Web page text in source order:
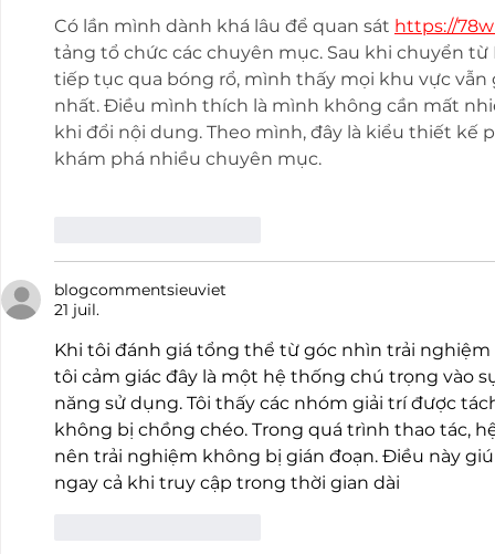
Có lần mình dành khá lâu để quan sát https://
tảng tổ chức các chuyên mục. Sau khi chuyển từ
tiếp tục qua bóng rổ, mình thấy mọi khu vực
nhất. Điều mình thích là mình không cần mất
khi đổi nội dung. Theo mình, đây là kiểu thiết
khám phá nhiều chuyên mục.
blogcommentsieuviet
21 juil.
Khi tôi đánh giá tổng thể từ góc nhìn trải
tôi cảm giác đây là một hệ thống chú trọng vào
năng sử dụng. Tôi thấy các nhóm giải trí được
không bị chồng chéo. Trong quá trình thao tác,
nên trải nghiệm không bị gián đoạn. Điều này
ngay cả khi truy cập trong thời gian dài